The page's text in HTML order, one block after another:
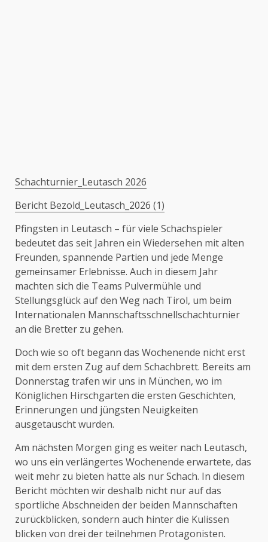
Schachturnier_Leutasch 2026
Bericht Bezold_Leutasch_2026 (1)
Pfingsten in Leutasch – für viele Schachspieler
bedeutet das seit Jahren ein Wiedersehen mit alten
Freunden, spannende Partien und jede Menge
gemeinsamer Erlebnisse. Auch in diesem Jahr
machten sich die Teams Pulvermühle und
Stellungsglück auf den Weg nach Tirol, um beim
Internationalen Mannschaftsschnellschachturnier
an die Bretter zu gehen.
Doch wie so oft begann das Wochenende nicht erst
mit dem ersten Zug auf dem Schachbrett. Bereits am
Donnerstag trafen wir uns in München, wo im
Königlichen Hirschgarten die ersten Geschichten,
Erinnerungen und jüngsten Neuigkeiten
ausgetauscht wurden.
Am nächsten Morgen ging es weiter nach Leutasch,
wo uns ein verlängertes Wochenende erwartete, das
weit mehr zu bieten hatte als nur Schach. In diesem
Bericht möchten wir deshalb nicht nur auf das
sportliche Abschneiden der beiden Mannschaften
zurückblicken, sondern auch hinter die Kulissen
blicken von drei der teilnehmen Protagonisten.